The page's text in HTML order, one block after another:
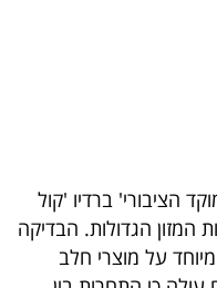
הציבורי' ברדיו 'קול
הגדולות. הבדיקה
על מוצרי חלב